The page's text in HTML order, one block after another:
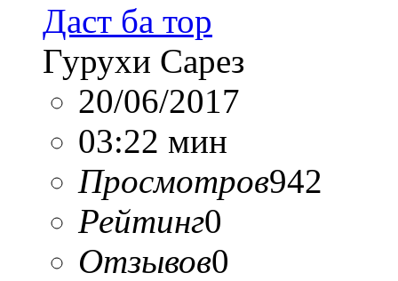
Даст ба тор
Гурухи Сарез
20/06/2017
03:22 мин
Просмотров942
Рейтинг0
Отзывов0